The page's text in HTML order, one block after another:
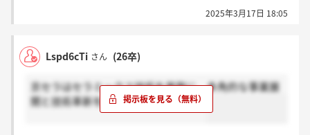
2025年3月17日 18:05
Lspd6cTi さん (26卒)
京セラはセラミックス技術を基盤に、多角的な事業展
開と技術革新を続けている企業です。